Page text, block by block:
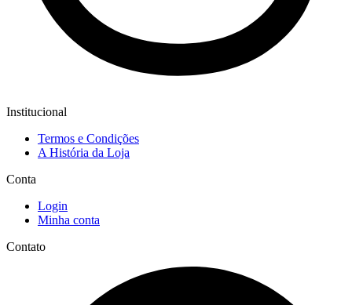
Institucional
Termos e Condições
A História da Loja
Conta
Login
Minha conta
Contato